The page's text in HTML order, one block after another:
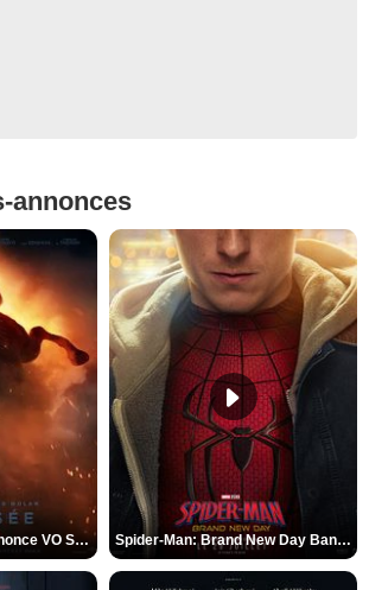
annonces
L'Odyssée Bande-annonce VO STFR Spider-Man: Brand New Day Bande-annonce VO STFR